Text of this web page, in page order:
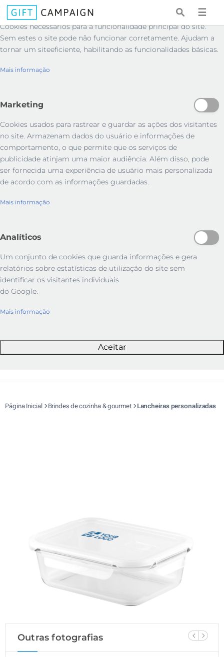
Essenciais
Cookies necessários para a funcionalidade principal do site.
Sem estes o site pode não funcionar corretamente. Ajudam a
tornar um siteeficiente, habilitando as funcionalidades básicas.
Mais informação
Marketing
Cookies usados ​​para rastrear e guardar as ações dos visitantes
no site. Armazenam dados do usuário e informações de
comportamento, o que permite que os serviços de
publicidade atinjam uma maior audiência. Além disso, pode
ser fornecida uma experiência de usuário mais personalizada
de acordo com as informações guardadas.
Mais informação
Analíticos
Um conjunto de cookies que guarda informações e gera
relatórios sobre estatísticas de utilização do site sem
identificar os visitantes individuais
do Google.
Mais informação
Aceitar
☰
Página Inicial Brindes de cozinha & gourmet Lancheiras personalizadas
Outras fotografias